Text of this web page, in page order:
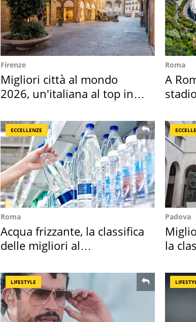
Firenze
Migliori città al mondo
2026, un'italiana al top in
Roma
A
ECCELLENZE
Roma
Acqua frizzante, la classifica
delle migliori al
Padova
la
LIFESTYLE